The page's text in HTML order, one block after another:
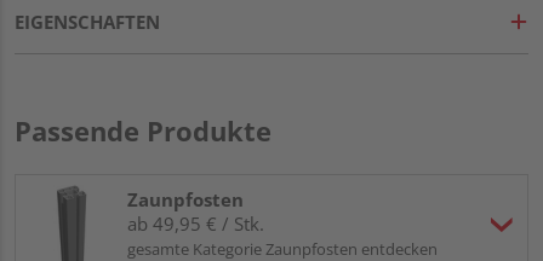
EIGENSCHAFTEN
Passende Produkte
Zaunpfosten
ab 49,95 € / Stk.
gesamte Kategorie Zaunpfosten entdecken